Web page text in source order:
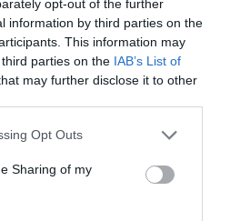
opt-out of the further
information by third parties on the
This information may
parties on the IAB’s List of
may further disclose it to other
Opt Outs
Sharing of my
ha apuntat el
qui afegeix que "és un
com a col·lectiu.
que han format part
la seva història, a les que
aquest projecte i
col·laboradors i
en nosaltres durant